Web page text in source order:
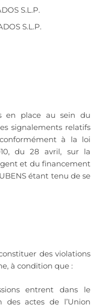
S.L.P.
S.L.P.
en place au sein du
signalements relatifs
à la loi
du 28 avril, sur la
et du financement
étant tenu de se
des violations
à condition que :
entrent dans le
des actes de l’Union